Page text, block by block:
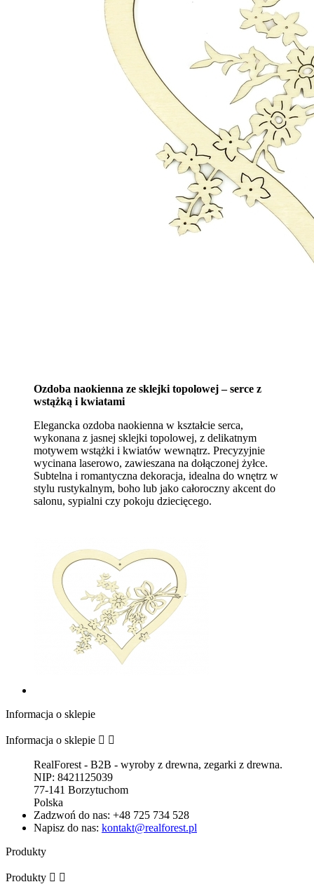
Ozdoba naokienna ze sklejki topolowej – serce z
wstążką i kwiatami
Elegancka ozdoba naokienna w kształcie serca,
wykonana z jasnej sklejki topolowej, z delikatnym
motywem wstążki i kwiatów wewnątrz. Precyzyjnie
wycinana laserowo, zawieszana na dołączonej żyłce.
Subtelna i romantyczna dekoracja, idealna do wnętrz w
stylu rustykalnym, boho lub jako całoroczny akcent do
salonu, sypialni czy pokoju dziecięcego.
Informacja o sklepie
Informacja o sklepie  
RealForest - B2B - wyroby z drewna, zegarki z drewna.
NIP: 8421125039
77-141 Borzytuchom
Polska
Zadzwoń do nas: +48 725 734 528
Napisz do nas: kontakt@realforest.pl
Produkty
Produkty  